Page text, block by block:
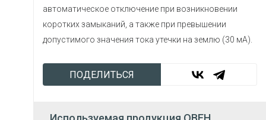
автоматическое отключение при возникновении
коротких замыканий, а также при превышении
допустимого значения тока утечки на землю (30 мА).
ПОДЕЛИТЬСЯ